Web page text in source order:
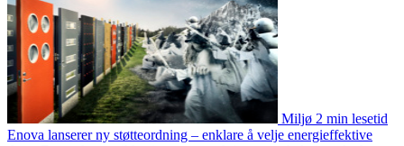
Miljø 2 min lesetid
Enova lanserer ny støtteordning – enklare å velje energieffektive